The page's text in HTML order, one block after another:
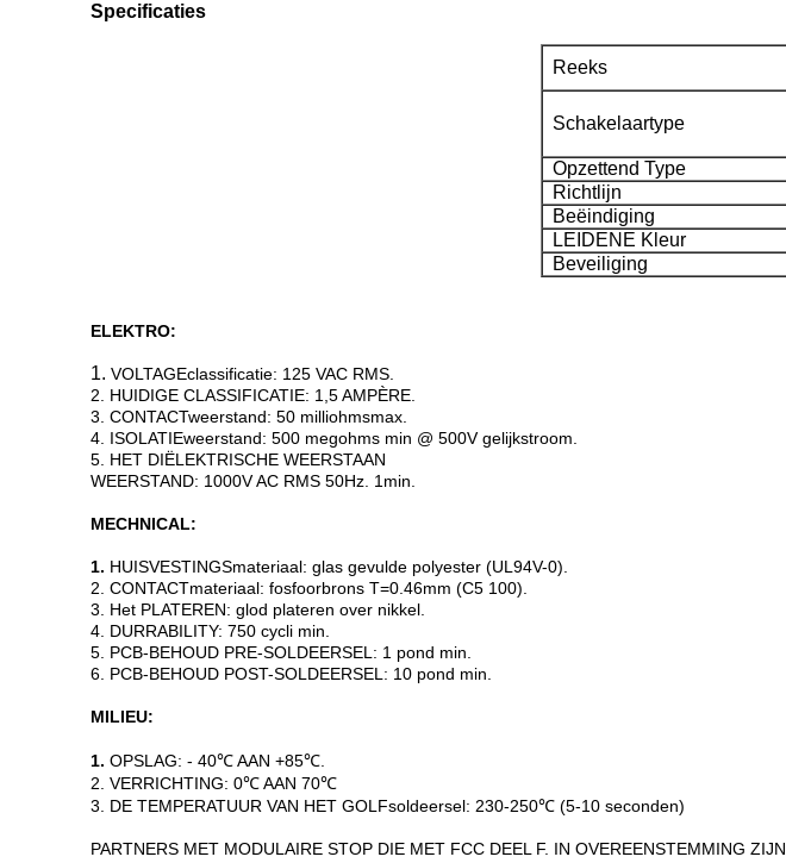
Specificaties
Reeks
Schakelaartype
Opzettend Type
Richtlijn
Beëindiging
LEIDENE Kleur
Beveiliging
ELEKTRO:
1. VOLTAGEclassificatie: 125 VAC RMS.
2. HUIDIGE CLASSIFICATIE: 1,5 AMPÈRE.
3. CONTACTweerstand: 50 milliohmsmax.
4. ISOLATIEweerstand: 500 megohms min @ 500V gelijkstroom.
5. HET DIËLEKTRISCHE WEERSTAAN
WEERSTAND: 1000V AC RMS 50Hz. 1min.
MECHNICAL:
1. HUISVESTINGSmateriaal: glas gevulde polyester (UL94V-0).
2. CONTACTmateriaal: fosfoorbrons T=0.46mm (C5 100).
3. Het PLATEREN: glod plateren over nikkel.
4. DURRABILITY: 750 cycli min.
5. PCB-BEHOUD PRE-SOLDEERSEL: 1 pond min.
6. PCB-BEHOUD POST-SOLDEERSEL: 10 pond min.
MILIEU:
1. OPSLAG: - 40℃ AAN +85℃.
2. VERRICHTING: 0℃ AAN 70℃
3. DE TEMPERATUUR VAN HET GOLFsoldeersel: 230-250℃ (5-10 seconden)
PARTNERS MET MODULAIRE STOP DIE MET FCC DEEL F. IN OVEREENSTEMMING ZIJN.